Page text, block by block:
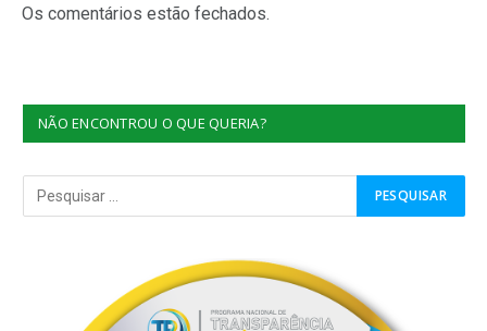
Os comentários estão fechados.
NÃO ENCONTROU O QUE QUERIA?